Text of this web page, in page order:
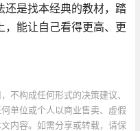
还是找本经典的教材，踏
，能让自己看得更高、更
不构成任何形式的决策建议、
单位或个人以商业售卖、虚假
内容。如需分享或转载，请保